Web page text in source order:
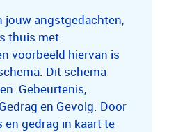
jouw angstgedachten,
thuis met
voorbeeld hiervan is
Dit schema
Gebeurtenis,
en Gevolg. Door
en gedrag in kaart te